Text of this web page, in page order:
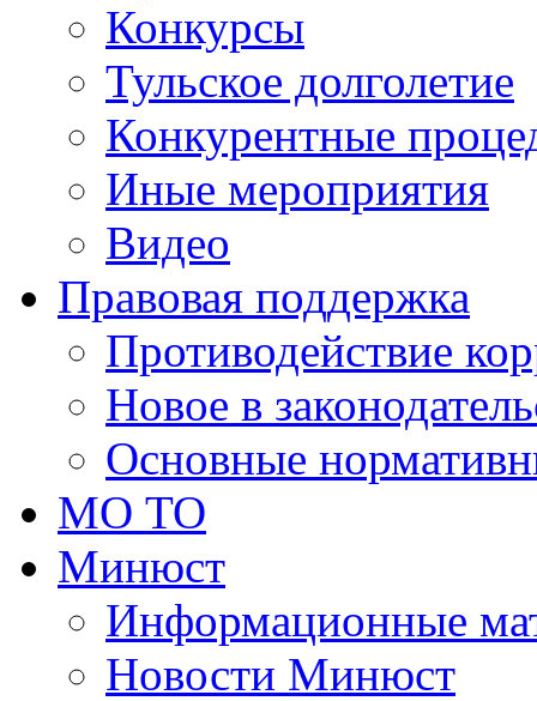
Конкурсы
Тульское долголетие
Конкурентные
Иные мероприятия
Видео
Правовая поддержка
Противодействие
Новое в
Основные
МО ТО
Минюст
Информационные
Новости Минюст